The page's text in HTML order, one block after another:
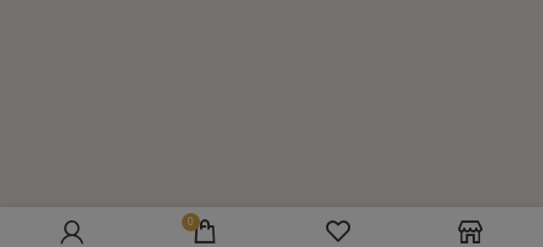
הוספה לסל
0